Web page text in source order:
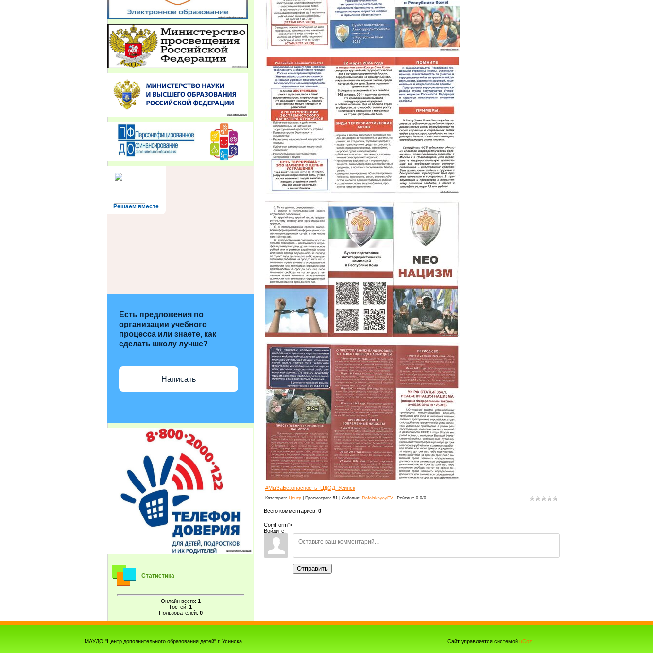
Решаем вместе
Есть предложения по
организации учебного
процесса или знаете, как
сделать школу лучше?
Написать
Статистика
Онлайн всего: 1
Гостей: 1
Пользователей: 0
#МыЗаБезопасность_ЦДОД_Усинск
Категория: Центр Просмотров: 51 Добавил: RafalskayayEV Рейтинг: 0.0/0
Всего комментариев: 0
ComForm">
Войдите:
Отправить
МАУДО "Центр дополнительного образования детей" г. Усинска Сайт управляется системой uCoz